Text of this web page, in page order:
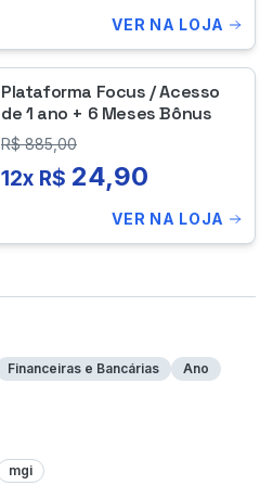
VER NA LOJA
Plataforma Focus / Acesso
de 1 ano + 6 Meses Bônus
R$885,00
12x R$ 24,90
VER NA LOJA
Financeiras e Bancárias
Ano
mgi